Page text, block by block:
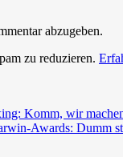
abzugeben.
zu reduzieren.
Komm, wir
Awards: Dumm